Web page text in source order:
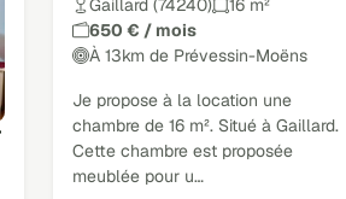
Gaillard (74240)
16 m²
650 € / mois
À 13km de Prévessin-Moëns
Je propose à la location une
chambre de 16 m². Situé à Gaillard.
Cette chambre est proposée
meublée pour u…